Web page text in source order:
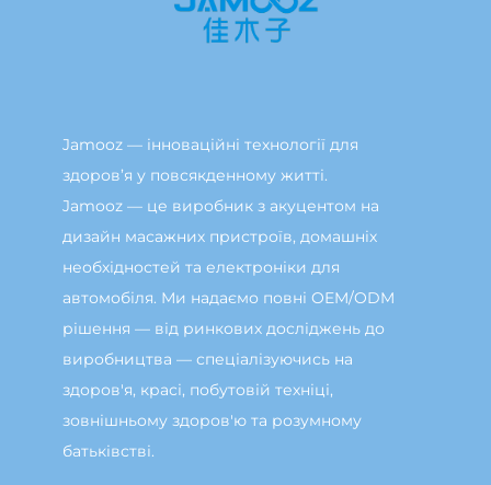
Jamooz — інноваційні технології для
здоров’я у повсякденному житті.
Jamooz — це виробник з акуцентом на
дизайн масажних пристроїв, домашніх
необхідностей та електроніки для
автомобіля. Ми надаємо повні OEM/ODM
рішення — від ринкових досліджень до
виробництва — спеціалізуючись на
здоров'я, красі, побутовій техніці,
зовнішньому здоров'ю та розумному
батьківстві.